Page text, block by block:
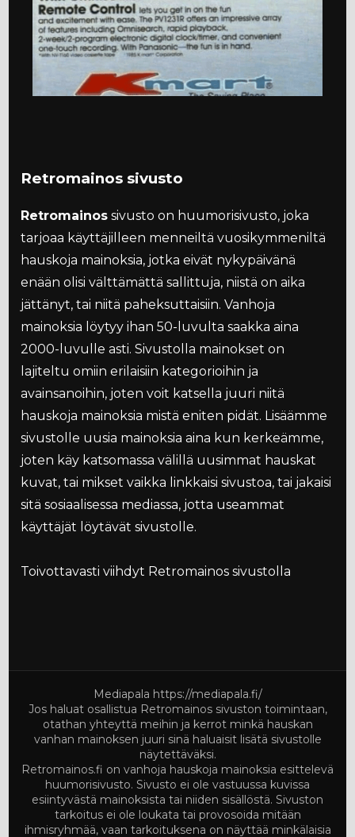
Retromainos sivusto
Retromainos sivusto on huumorisivusto, joka
tarjoaa käyttäjilleen menneiltä vuosikymmeniltä
hauskoja mainoksia, jotka eivät nykypäivänä
enään olisi välttämättä sallittuja, niistä on aika
jättänyt, tai niitä paheksuttaisiin. Vanhoja
mainoksia löytyy ihan 50-luvulta saakka aina
2000-luvulle asti. Sivustolla mainokset on
lajiteltu omiin erilaisiin kategorioihin ja
avainsanoihin, joten voit katsella juuri niitä
hauskoja mainoksia mistä eniten pidät. Lisäämme
sivustolle uusia mainoksia aina kun kerkeämme,
joten käy katsomassa välillä uusimmat hauskat
kuvat, tai mikset vaikka linkkaisi sivustoa, tai jakaisi
sitä sosiaalisessa mediassa, jotta useammat
käyttäjät löytävät sivustolle.
Toivottavasti viihdyt Retromainos sivustolla
Mediapala https://mediapala.fi/
Jos haluat osallistua Retromainos sivuston toimintaan,
otathan yhteyttä meihin ja kerrot minkä hauskan
vanhan mainoksen juuri sinä haluaisit lisätä sivustolle
näytettäväksi.
Retromainos.fi on vanhoja hauskoja mainoksia esittelevä
huumorisivusto. Sivusto ei ole vastuussa kuvissa
esiintyvästä mainoksista tai niiden sisällöstä. Sivuston
tarkoitus ei ole loukata tai provosoida mitään
ihmisryhmää, vaan tarkoituksena on näyttää minkälaisia